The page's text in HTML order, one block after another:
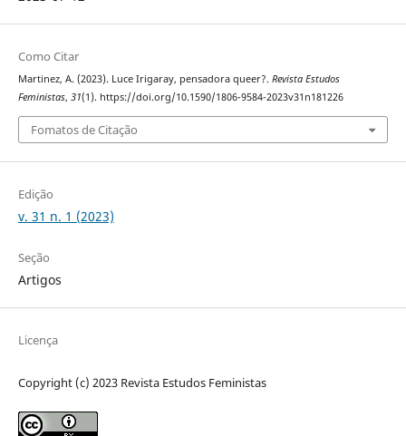
Como Citar
Martinez, A. (2023). Luce Irigaray, pensadora queer?. Revista Estudos
Feministas, 31(1). https://doi.org/10.1590/1806-9584-2023v31n181226
Fomatos de Citação
Edição
v. 31 n. 1 (2023)
Seção
Artigos
Licença
Copyright (c) 2023 Revista Estudos Feministas